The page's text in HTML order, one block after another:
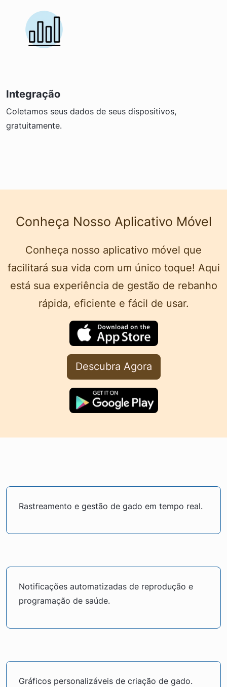
Integração
Coletamos seus dados de seus dispositivos,
gratuitamente.
Conheça Nosso Aplicativo Móvel
Conheça nosso aplicativo móvel que
facilitará sua vida com um único toque! Aqui
está sua experiência de gestão de rebanho
rápida, eficiente e fácil de usar.
Descubra Agora
Rastreamento e gestão de gado em tempo real.
Notificações automatizadas de reprodução e
programação de saúde.
Gráficos personalizáveis de criação de gado.